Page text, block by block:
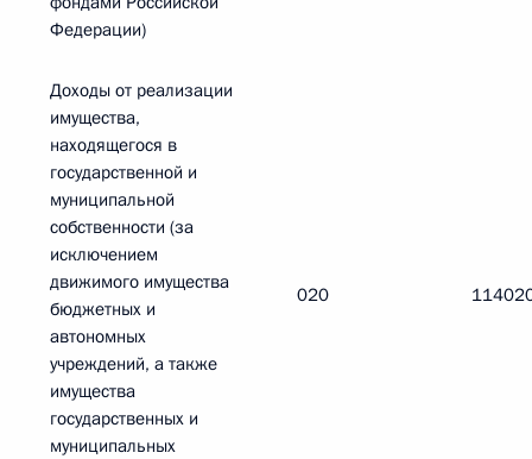
Федерации)
Доходы от реализации
имущества,
находящегося в
государственной и
муниципальной
собственности (за
исключением
движимого имущества
бюджетных и
автономных
учреждений, а также
имущества
государственных и
муниципальных
020